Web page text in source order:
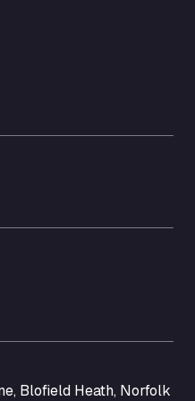
27010
46 100
CA11 9EH
1DR
A1
Blofield Heath, Norfolk